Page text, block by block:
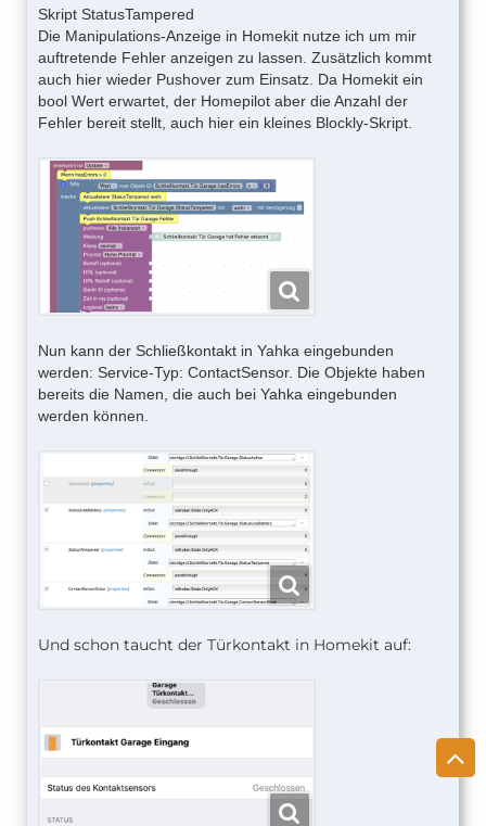
Skript StatusTampered
Die Manipulations-Anzeige in Homekit nutze ich um mir
auftretende Fehler anzeigen zu lassen. Zusätzlich kommt
auch hier wieder Pushover zum Einsatz. Da Homekit ein
bool Wert erwartet, der Homepilot aber die Anzahl der
Fehler bereit stellt, auch hier ein kleines Blockly-Skript.
Nun kann der Schließkontakt in Yahka eingebunden
werden: Service-Typ: ContactSensor. Die Objekte haben
bereits die Namen, die auch bei Yahka eingebunden
werden können.
Und schon taucht der Türkontakt in Homekit auf: